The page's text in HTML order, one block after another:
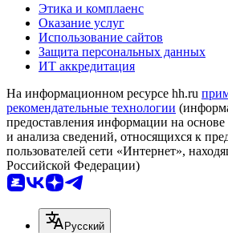
Этика и комплаенс
Оказание услуг
Использование сайтов
Защита персональных данных
ИТ аккредитация
На информационном ресурсе hh.ru
рекомендательные технологии
предоставления информации на основе
и анализа сведений, относящихся к
пользователей сети «Интернет»,
Российской Федерации)
Русский